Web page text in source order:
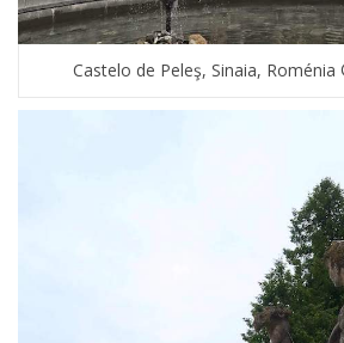
Castelo de Peleş, Sinaia,